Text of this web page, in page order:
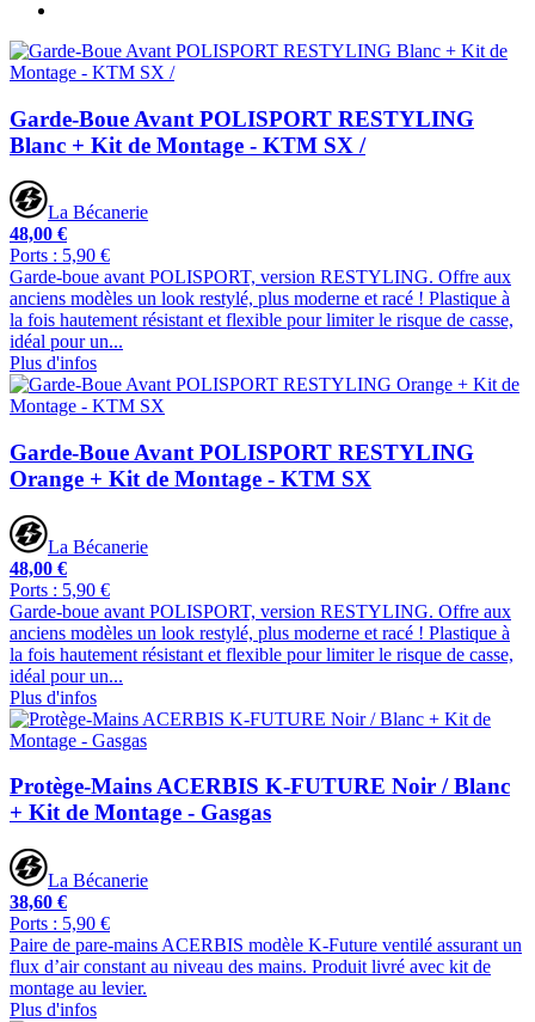
Garde-Boue Avant POLISPORT RESTYLING
Blanc + Kit de Montage - KTM SX /
La Bécanerie
48,00 €
Ports : 5,90 €
Garde-boue avant POLISPORT, version RESTYLING. Offre aux
anciens modèles un look restylé, plus moderne et racé ! Plastique à
la fois hautement résistant et flexible pour limiter le risque de casse,
idéal pour un...
Plus d'infos
Garde-Boue Avant POLISPORT RESTYLING
Orange + Kit de Montage - KTM SX
La Bécanerie
48,00 €
Ports : 5,90 €
Garde-boue avant POLISPORT, version RESTYLING. Offre aux
anciens modèles un look restylé, plus moderne et racé ! Plastique à
la fois hautement résistant et flexible pour limiter le risque de casse,
idéal pour un...
Plus d'infos
Protège-Mains ACERBIS K-FUTURE Noir / Blanc
+ Kit de Montage - Gasgas
La Bécanerie
38,60 €
Ports : 5,90 €
Paire de pare-mains ACERBIS modèle K-Future ventilé assurant un
flux d’air constant au niveau des mains. Produit livré avec kit de
montage au levier.
Plus d'infos